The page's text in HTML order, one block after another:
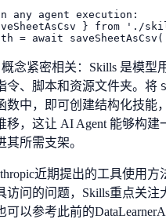
agent execution:
} from './
概念紧密相关：Skills 是模型
令、脚本和资源文件夹。将
数中，即可创建结构化技能
移，这让 AI Agent 能够构建
其所需支架。
近期提出的工具使用方
访问的问题，Skills重点关注
可以参考此前的